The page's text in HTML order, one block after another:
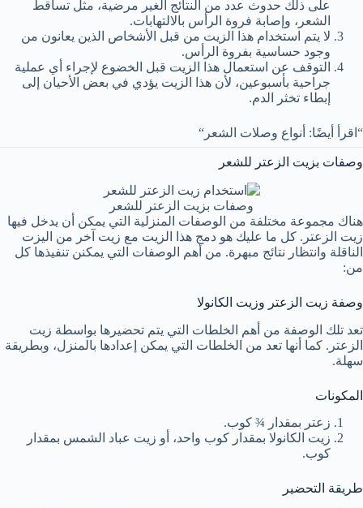
على ذلك حدوث عدد من النتائج الغير مرضية، مثل تساقط
الشعر، وإصابة فروة الرأس بالالتهابات.
لا يتم استخدام هذا الزيت من قبل الأشخاص الذين يعانون من
وجود حساسية بفروة الرأس.
التوقف عن استعمال هذا الزيت قبل الخضوع لإجراء أي عملية
جراحية بأسبوعين، لأن هذا الزيت يؤدي في بعض الأحيان إلى
إبطاء تخثر الدم.
“اقرأ أيضًا: أنواع وصلات الشعر“
وصفات بزيت الزعتر للشعر
وصفات بزيت الزعتر للشعر
هناك مجموعة مختلفة من الوصفات المنزلية التي يمكن أن يدخل فيها
زيت الزعتر. كل ما عليك هو دمج هذا الزيت مع زيت آخر من اليزت
الناقلة وانتظار نتائج مبهرة. من أهم الوصفات التي يمكنن تنفيذها كل
من:
وصفة زيت الزعتر وزيت الكانولا
تعد تلك الوصفة من أهم الخلطات التي يتم تحضيرها بواسطة زيت
الزعتر. كما أنها تعد من الخلطات التي يمكن إعدادها بالمنزل، وبطريقة
سهلة.
المكونات
زعتر بمقدار ¾ كوب.
زيت الكانولا بمقدار كوب واحد، أو زيت عباد الشمس بمقدار
كوب.
طريقة التحضير